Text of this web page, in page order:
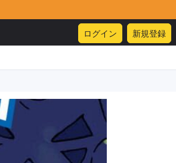
ログイン 新規登録